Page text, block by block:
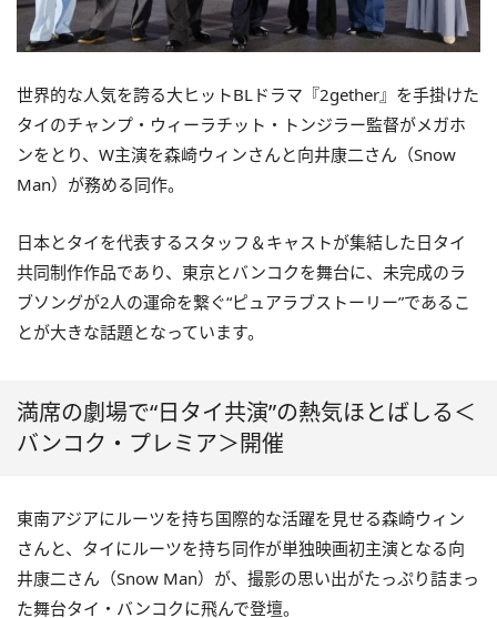
世界的な人気を誇る大ヒットBLドラマ『2gether』を手掛けた
タイのチャンプ・ウィーラチット・トンジラー監督がメガホ
ンをとり、W主演を森崎ウィンさんと向井康二さん（Snow
Man）が務める同作。
日本とタイを代表するスタッフ＆キャストが集結した日タイ
共同制作作品であり、東京とバンコクを舞台に、未完成のラ
ブソングが2人の運命を繋ぐ“ピュアラブストーリー”であるこ
とが大きな話題となっています。
満席の劇場で“日タイ共演”の熱気ほとばしる＜
バンコク・プレミア＞開催
東南アジアにルーツを持ち国際的な活躍を見せる森崎ウィン
さんと、タイにルーツを持ち同作が単独映画初主演となる向
井康二さん（Snow Man）が、撮影の思い出がたっぷり詰まっ
た舞台タイ・バンコクに飛んで登壇。